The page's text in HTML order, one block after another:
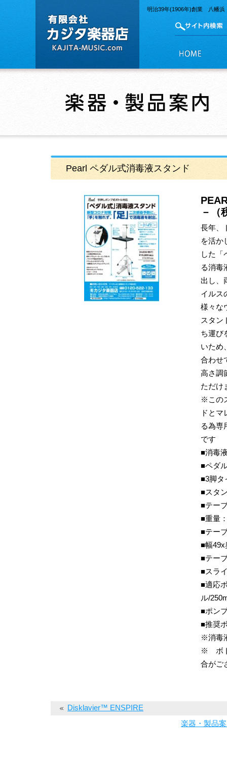
明治39年(1906年)創業 八幡
Pearl ペダル式消毒液スタンド
－（
長年、
を活か
した「
る消毒
出し、
イルス
様々な
スタン
ち運び
いため
合わせ
高さ調
ただけ
※この
ドと
る為専
です
■消毒
■ペダ
■3脚タ
■スタ
■テー
■重量
■テー
■幅49x
■テー
■スラ
■適応
ル/
■ポン
■推奨
※消毒
※ ボト
合がご
Disklavier™ ENSPIRE
楽器・製品